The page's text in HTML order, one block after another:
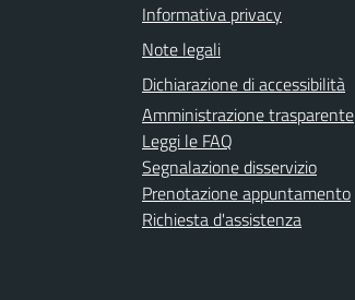
Informativa privacy
Note legali
Dichiarazione di accessibilità
Amministrazione trasparente
Leggi le FAQ
Segnalazione disservizio
Prenotazione appuntamento
Richiesta d'assistenza